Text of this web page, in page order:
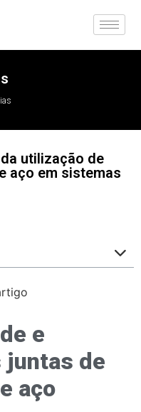
utilização de
aço em sistemas
e
juntas de
aço